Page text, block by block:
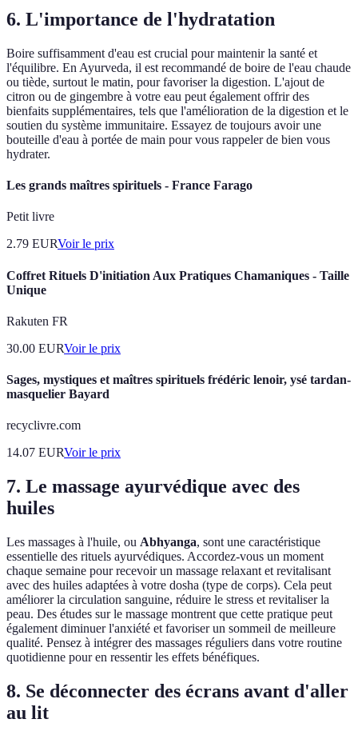
6. L'importance de l'hydratation
Boire suffisamment d'eau est crucial pour maintenir la santé et
l'équilibre. En Ayurveda, il est recommandé de boire de l'eau chaude
ou tiède, surtout le matin, pour favoriser la digestion. L'ajout de
citron ou de gingembre à votre eau peut également offrir des
bienfaits supplémentaires, tels que l'amélioration de la digestion et le
soutien du système immunitaire. Essayez de toujours avoir une
bouteille d'eau à portée de main pour vous rappeler de bien vous
hydrater.
Les grands maîtres spirituels - France Farago
Petit livre
2.79 EURVoir le prix
Coffret Rituels D'initiation Aux Pratiques Chamaniques - Taille
Unique
Rakuten FR
30.00 EURVoir le prix
Sages, mystiques et maîtres spirituels frédéric lenoir, ysé tardan-
masquelier Bayard
recyclivre.com
14.07 EURVoir le prix
7. Le massage ayurvédique avec des
huiles
Les massages à l'huile, ou Abhyanga, sont une caractéristique
essentielle des rituels ayurvédiques. Accordez-vous un moment
chaque semaine pour recevoir un massage relaxant et revitalisant
avec des huiles adaptées à votre dosha (type de corps). Cela peut
améliorer la circulation sanguine, réduire le stress et revitaliser la
peau. Des études sur le massage montrent que cette pratique peut
également diminuer l'anxiété et favoriser un sommeil de meilleure
qualité. Pensez à intégrer des massages réguliers dans votre routine
quotidienne pour en ressentir les effets bénéfiques.
8. Se déconnecter des écrans avant d'aller
au lit